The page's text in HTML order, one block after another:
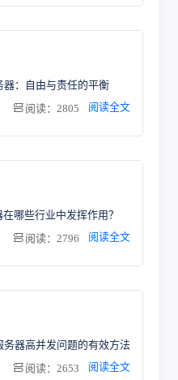
：自由与责任的平衡
阅读：2805 阅读全文
哪些行业中发挥作用？
阅读：2796 阅读全文
器高并发问题的有效方法
阅读：2653 阅读全文